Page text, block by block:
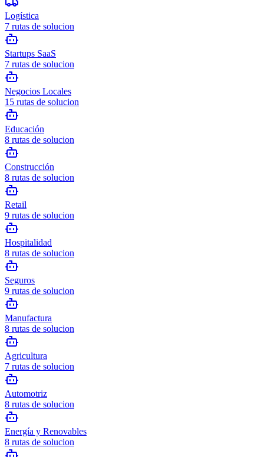
Logística
7 rutas de solucion
Startups SaaS
7 rutas de solucion
Negocios Locales
15 rutas de solucion
Educación
8 rutas de solucion
Construcción
8 rutas de solucion
Retail
9 rutas de solucion
Hospitalidad
8 rutas de solucion
Seguros
9 rutas de solucion
Manufactura
8 rutas de solucion
Agricultura
7 rutas de solucion
Automotriz
8 rutas de solucion
Energía y Renovables
8 rutas de solucion